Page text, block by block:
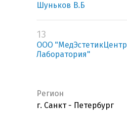
Шуньков В.Б
13
ООО "МедЭстетикЦентр
Лаборатория"
Регион
г. Санкт - Петербург